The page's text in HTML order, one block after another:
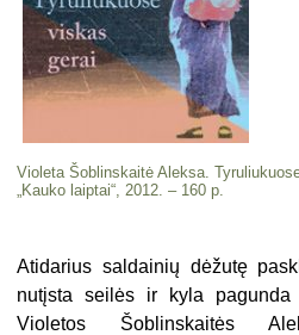
Violeta Šoblinskaitė Aleksa.
„Kauko laiptai“, 2012. – 160 p.
Atidarius saldainių dėžutę
nutįsta seilės ir kyla pagunda
Violetos Šoblinskaitės